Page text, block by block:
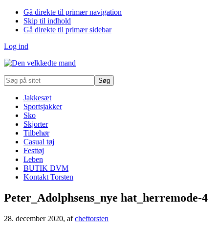
Gå direkte til primær navigation
Skip til indhold
Gå direkte til primær sidebar
Log ind
Søg
på
Jakkesæt
Sportsjakker
Sko
Skjorter
Tilbehør
Casual tøj
Festtøj
Leben
BUTIK DVM
Kontakt Torsten
Peter_Adolphsens_nye hat_herremode-4
28. december 2020, afcheftorsten